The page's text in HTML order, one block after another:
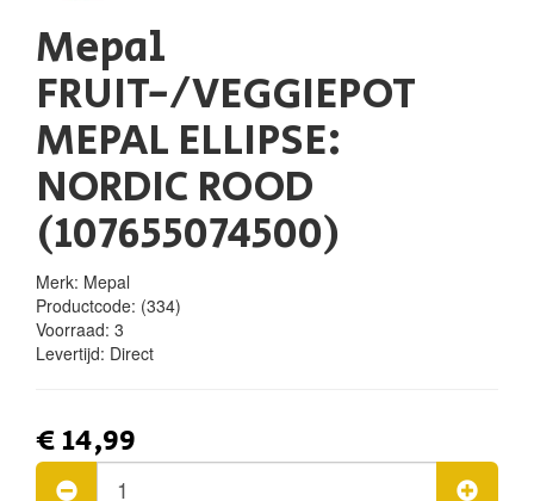
Mepal
FRUIT-/VEGGIEPOT
MEPAL ELLIPSE:
NORDIC ROOD
(107655074500)
Merk: Mepal
Productcode: (334)
Voorraad: 3
Levertijd: Direct
€ 14,99